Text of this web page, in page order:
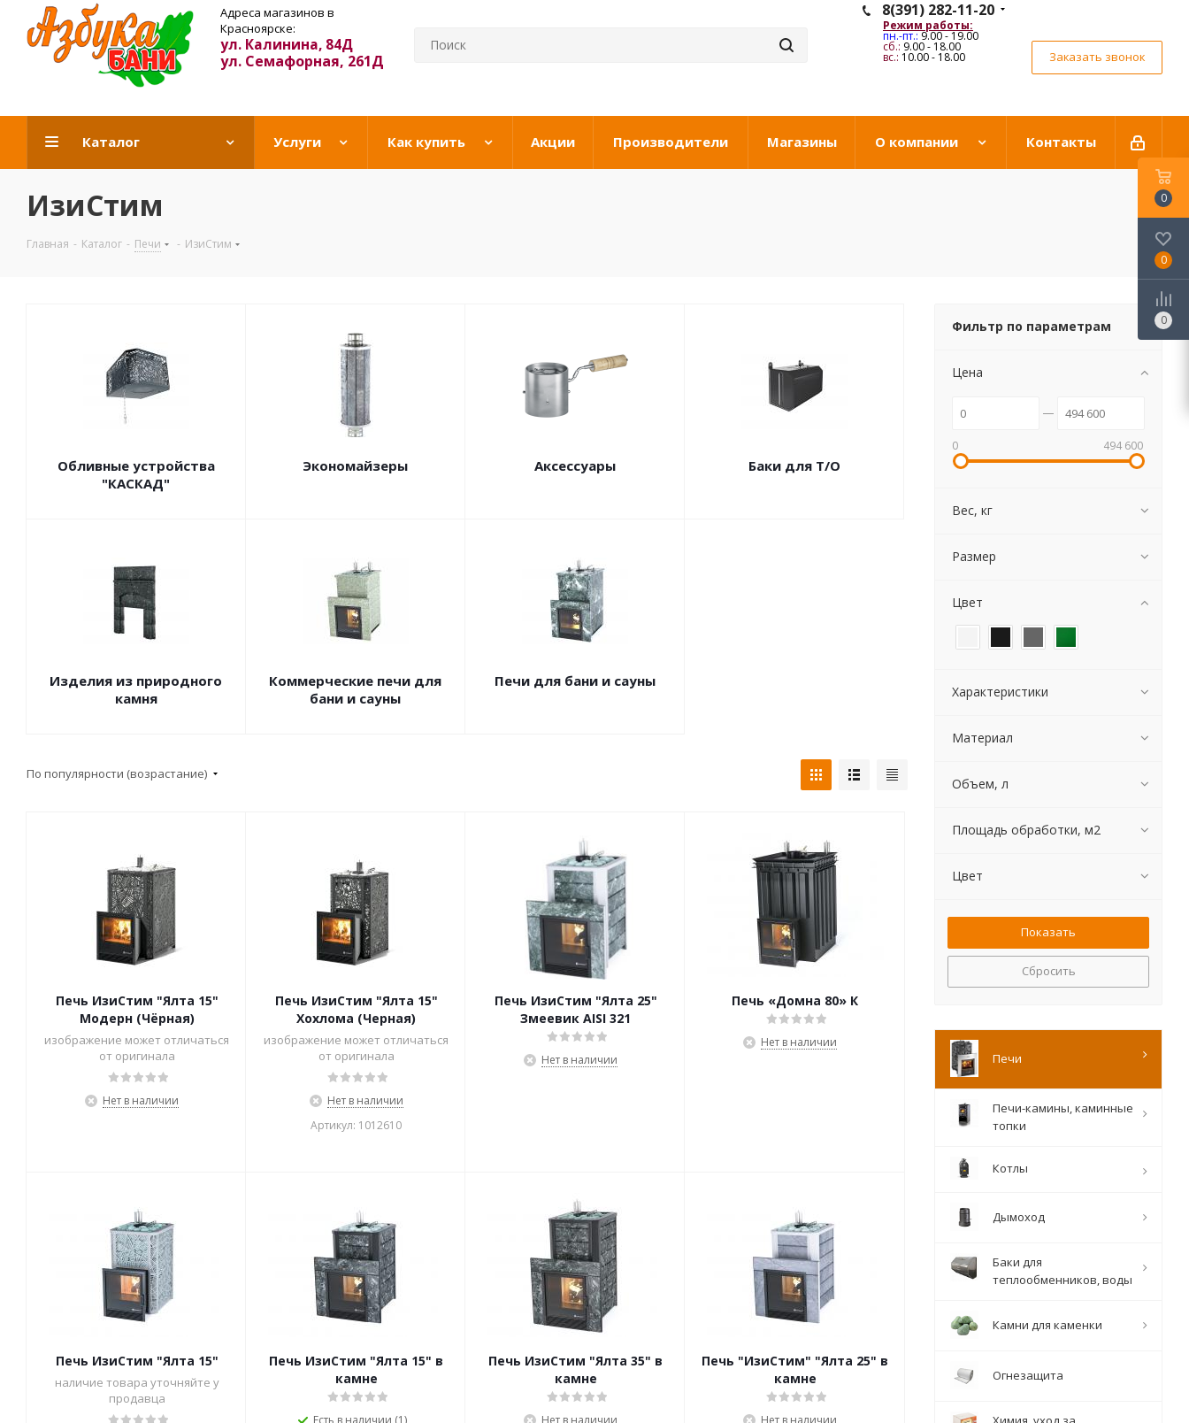
Адреса магазинов в
Красноярске:
ул. Калинина, 84Д
ул. Семафорная, 261Д
8(391) 282-11-20
Режим работы:
пн.-пт.:9.00 - 19.00
сб.: 9.00 - 18.00
вс.: 10.00 - 18.00 Заказать звонок
Каталог Услуги Как купить Акции Производители Магазины О компании Контакты
ИзиСтим
Главная - Каталог - Печи - ИзиСтим
Обливные устройства
"КАСКАД"
Экономайзеры Аксессуары Баки для Т/О
Изделия из природного
камня
Коммерческие печи для
бани и сауны
Печи для бани и сауны
По популярности (возрастание)
Печь ИзиСтим "Ялта 15"
Модерн (Чёрная)
изображение может отличаться
от оригинала
Нет в наличии
Печь ИзиСтим "Ялта 15"
Хохлома (Черная)
изображение может отличаться
от оригинала
Нет в наличии
Артикул: 1012610
Печь ИзиСтим "Ялта 25"
Змеевик AISI 321
Нет в наличии
Печь «Домна 80» К
Нет в наличии
Печь ИзиСтим "Ялта 15"
наличие товара уточняйте у
продавца
Печь ИзиСтим "Ялта 15" в
камне
Есть в наличии (1)
Печь ИзиСтим "Ялта 35" в
камне
Нет в наличии
Печь "ИзиСтим" "Ялта 25" в
камне
Нет в наличии
Фильтр по параметрам
Цена
0 494 600
Вес, кг
Размер
Цвет
Характеристики
Материал
Объем, л
Площадь обработки, м2
Цвет
Сбросить
Печи
Печи-камины, каминные
топки
Котлы
Дымоход
Баки для
теплообменников, воды
Камни для каменки
Огнезащита
0
0
0